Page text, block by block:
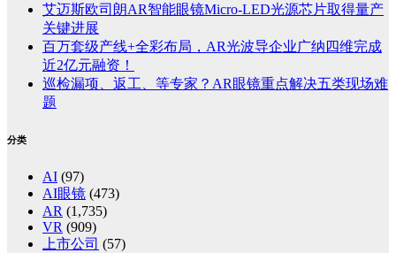
艾迈斯欧司朗AR智能眼镜Micro-LED光源芯片取得量产
关键进展
百万套级产线+全彩布局，AR光波导企业广纳四维完成
近2亿元融资！
巡检漏项、返工、等专家？AR眼镜重点解决五类现场难
题
分类
AI (97)
AI眼镜 (473)
AR (1,735)
VR (909)
上市公司 (57)